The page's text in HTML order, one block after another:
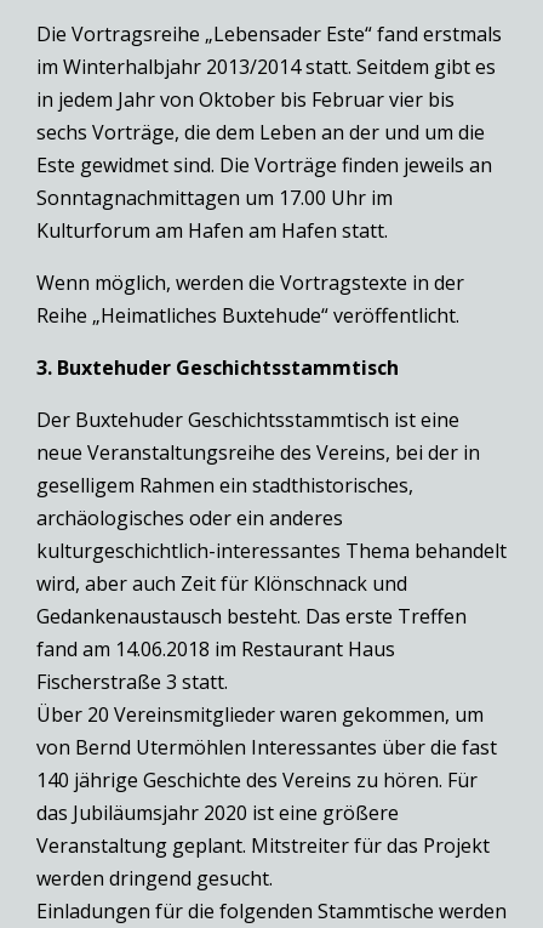
Die Vortragsreihe „Lebensader Este“ fand erstmals
im Winterhalbjahr 2013/2014 statt. Seitdem gibt es
in jedem Jahr von Oktober bis Februar vier bis
sechs Vorträge, die dem Leben an der und um die
Este gewidmet sind. Die Vorträge finden jeweils an
Sonntagnachmittagen um 17.00 Uhr im
Kulturforum am Hafen am Hafen statt.
Wenn möglich, werden die Vortragstexte in der
Reihe „Heimatliches Buxtehude“ veröffentlicht.
3. Buxtehuder Geschichtsstammtisch
Der Buxtehuder Geschichtsstammtisch ist eine
neue Veranstaltungsreihe des Vereins, bei der in
geselligem Rahmen ein stadthistorisches,
archäologisches oder ein anderes
kulturgeschichtlich-interessantes Thema behandelt
wird, aber auch Zeit für Klönschnack und
Gedankenaustausch besteht. Das erste Treffen
fand am 14.06.2018 im Restaurant Haus
Fischerstraße 3 statt.
Über 20 Vereinsmitglieder waren gekommen, um
von Bernd Utermöhlen Interessantes über die fast
140 jährige Geschichte des Vereins zu hören. Für
das Jubiläumsjahr 2020 ist eine größere
Veranstaltung geplant. Mitstreiter für das Projekt
werden dringend gesucht.
Einladungen für die folgenden Stammtische werden